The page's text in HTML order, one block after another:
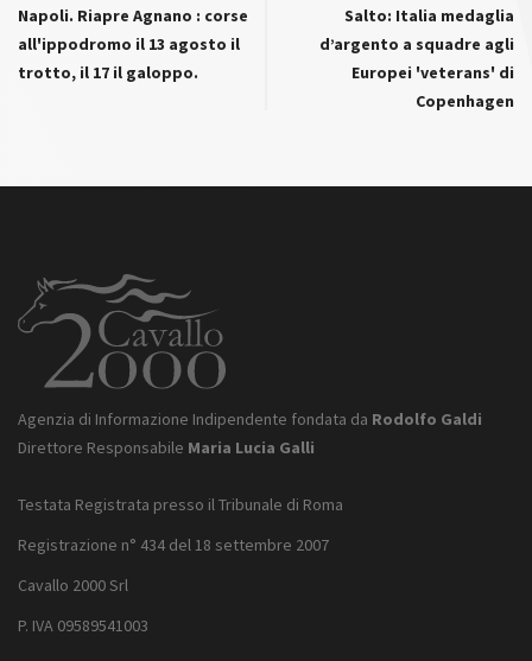
Napoli. Riapre Agnano : corse
all'ippodromo il 13 agosto il
trotto, il 17 il galoppo.
Salto: Italia medaglia
d’argento a squadre agli
Europei 'veterans' di
Copenhagen
Agenzia di Informazione Indipendente fondata da Rodolfo Galdi
Direttore Responsabile Maria Lucia Galli
Testata Registrata presso il Tribunale di Roma
Registrazione n° 434 del 18 settembre 2007
Cavallo 2000 Srl
P. IVA 09589541003